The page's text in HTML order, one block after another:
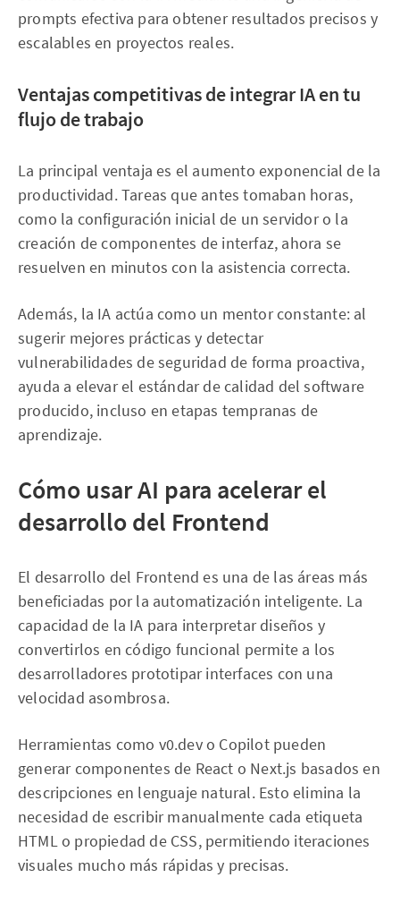
prompts efectiva para obtener resultados precisos y
escalables en proyectos reales.
Ventajas competitivas de integrar IA en tu
flujo de trabajo
La principal ventaja es el aumento exponencial de la
productividad. Tareas que antes tomaban horas,
como la configuración inicial de un servidor o la
creación de componentes de interfaz, ahora se
resuelven en minutos con la asistencia correcta.
Además, la IA actúa como un mentor constante: al
sugerir mejores prácticas y detectar
vulnerabilidades de seguridad de forma proactiva,
ayuda a elevar el estándar de calidad del software
producido, incluso en etapas tempranas de
aprendizaje.
Cómo usar AI para acelerar el
desarrollo del Frontend
El desarrollo del Frontend es una de las áreas más
beneficiadas por la automatización inteligente. La
capacidad de la IA para interpretar diseños y
convertirlos en código funcional permite a los
desarrolladores prototipar interfaces con una
velocidad asombrosa.
Herramientas como v0.dev o Copilot pueden
generar componentes de React o Next.js basados en
descripciones en lenguaje natural. Esto elimina la
necesidad de escribir manualmente cada etiqueta
HTML o propiedad de CSS, permitiendo iteraciones
visuales mucho más rápidas y precisas.